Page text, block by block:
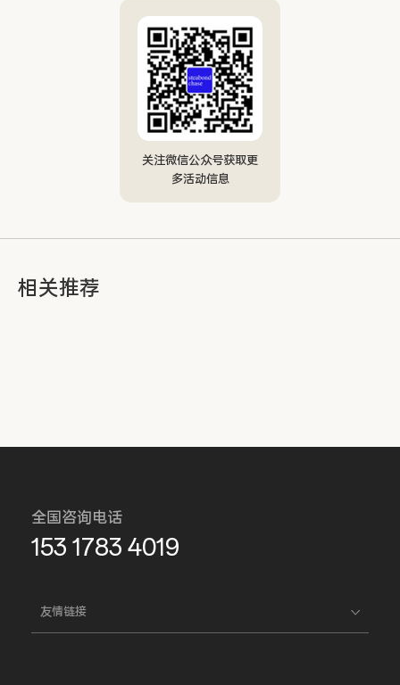
关注微信公众号获取更
多活动信息
相关推荐
全国咨询电话
153 1783 4019
友情链接